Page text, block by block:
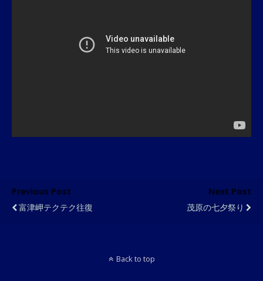
Previous Post
富津岬テクテク往復
Next Post
茂原の七夕祭り
Back to top